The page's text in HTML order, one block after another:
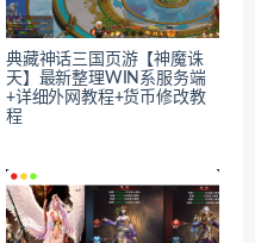
典藏神话三国页游【神魔诛
天】最新整理WIN系服务端
+详细外网教程+货币修改教
程